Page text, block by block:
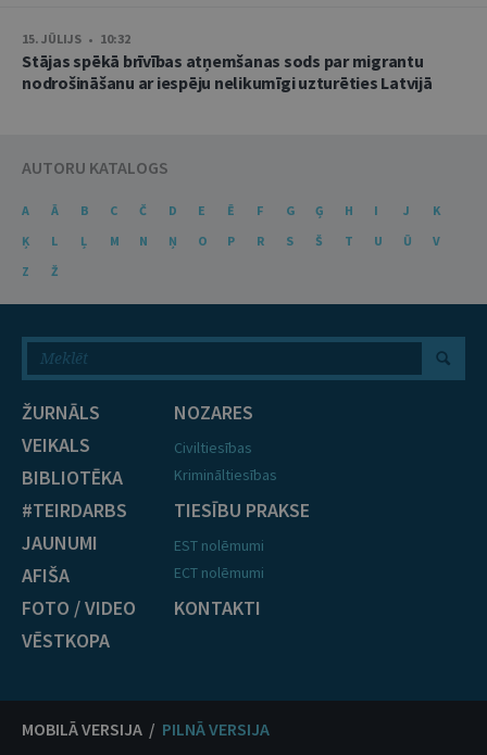
15. JŪLIJS • 10:32
Stājas spēkā brīvības atņemšanas sods par migrantu
nodrošināšanu ar iespēju nelikumīgi uzturēties Latvijā
AUTORU KATALOGS
A Ā B C Č D E Ē F G Ģ H I J
K
Ķ
L Ļ M N Ņ O P R S Š T U Ū
V
Z
Ž
ŽURNĀLS
VEIKALS
BIBLIOTĒKA
#TEIRDARBS
JAUNUMI
AFIŠA
FOTO / VIDEO
VĒSTKOPA
NOZARES
Civiltiesības
Krimināltiesības
TIESĪBU PRAKSE
EST nolēmumi
ECT nolēmumi
KONTAKTI
MOBILĀ VERSIJA / PILNĀ VERSIJA